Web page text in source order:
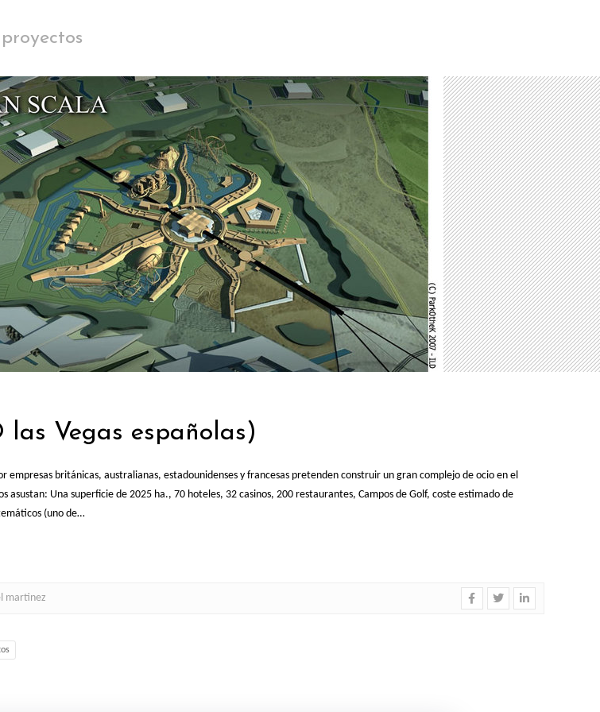
Vegas españolas)
empresas británicas, australianas, estadounidenses y francesas pretenden construir un gran complejo de ocio en el
asustan: Una superficie de 2025 ha., 70 hoteles, 32 casinos, 200 restaurantes, Campos de Golf, coste estimado de
(uno de…
martinez